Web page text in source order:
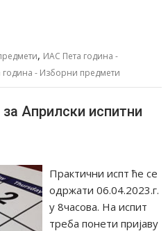
, ИАС Пета година -
година - Изборни предмети
Априлски испитни
Практични испт ће се
одржати 06.04.2023.г.
у 8часова. На испит
треба понети пријаву